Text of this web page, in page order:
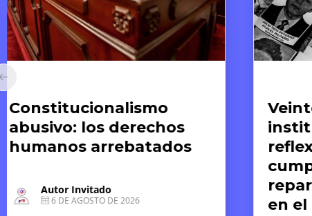
Veinte años de silencio
institucional: hacia una
reflexión crítica del
reparaciones post-CVR
en el Perú desde los